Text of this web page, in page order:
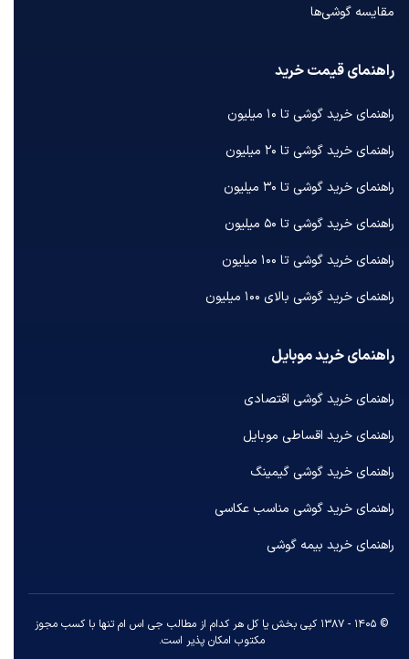
مقایسه گوشی‌ها
راهنمای قیمت خرید
راهنمای خرید گوشی تا ۱۰ میلیون
راهنمای خرید گوشی تا ۲۰ میلیون
راهنمای خرید گوشی تا ۳۰ میلیون
راهنمای خرید گوشی تا ۵۰ میلیون
راهنمای خرید گوشی تا ۱۰۰ میلیون
راهنمای خرید گوشی بالای ۱۰۰ میلیون
راهنمای خرید موبایل
راهنمای خرید گوشی اقتصادی
راهنمای خرید اقساطی موبایل
راهنمای خرید گوشی گیمینگ
راهنمای خرید گوشی مناسب عکاسی
راهنمای خرید بیمه گوشی
© ۱۴۰۵ - ۱۳۸۷ کپی بخش یا کل هر کدام از مطالب جی اس ام تنها با کسب مجوز
مکتوب امکان پذیر است.